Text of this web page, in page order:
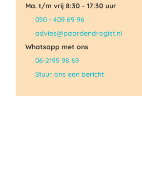
Ma. t/m vrij 8:30 - 17:30 uur
050 - 409 69 96
advies@paardendrogist.nl
Whatsapp met ons
06-2195 98 69
Stuur ons een bericht